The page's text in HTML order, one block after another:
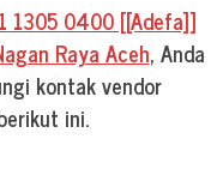
1305 0400 [[Adefa]]
Raya Aceh, Anda
kontak vendor
ini.